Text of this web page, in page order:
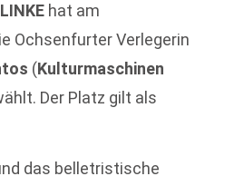
LINKE hat am
Ochsenfurter Verlegerin
(Kulturmaschinen
Der Platz gilt als
das belletristische